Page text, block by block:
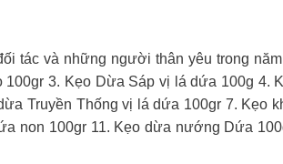
tác và những người thân yêu trong
3. Kẹo Dừa Sáp vị lá dứa 100g 4.
Truyền Thống vị lá dứa 100gr 7. Kẹo
non 100gr 11. Kẹo dừa nướng Dứa